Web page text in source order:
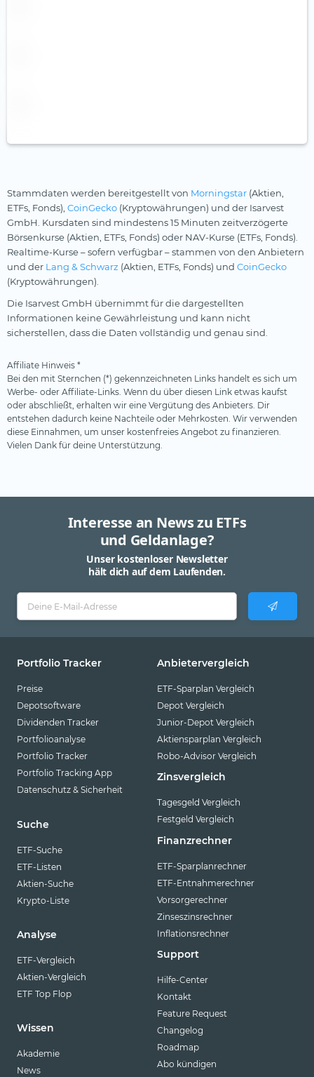
Robeco
Schroders
SEBA Bank
SocGen
State Street SPDR
Steelcoin
Tabula
Tobam
UBS
Valour
WisdomTree
YourIndex
Stammdaten werden bereitgestellt von Morningstar (Aktien,
ETFs, Fonds), CoinGecko (Kryptowährungen) und der Isarvest
GmbH. Kursdaten sind mindestens 15 Minuten zeitverzögerte
Börsenkurse (Aktien, ETFs, Fonds) oder NAV-Kurse (ETFs, Fonds).
Realtime-Kurse – sofern verfügbar – stammen von den Anbietern
und der Lang & Schwarz (Aktien, ETFs, Fonds) und CoinGecko
(Kryptowährungen).
Die Isarvest GmbH übernimmt für die dargestellten
Informationen keine Gewährleistung und kann nicht
sicherstellen, dass die Daten vollständig und genau sind.
Affiliate Hinweis *
Bei den mit Sternchen (*) gekennzeichneten Links handelt es sich um
Werbe- oder Affiliate-Links. Wenn du über diesen Link etwas kaufst
oder abschließt, erhalten wir eine Vergütung des Anbieters. Dir
entstehen dadurch keine Nachteile oder Mehrkosten. Wir verwenden
diese Einnahmen, um unser kostenfreies Angebot zu finanzieren.
Vielen Dank für deine Unterstützung.
Interesse an News zu ETFs
und Geldanlage?
Unser kostenloser Newsletter
hält dich auf dem Laufenden.
Portfolio Tracker
Preise
Depotsoftware
Dividenden Tracker
Portfolioanalyse
Portfolio Tracker
Portfolio Tracking App
Datenschutz & Sicherheit
Suche
ETF-Suche
ETF-Listen
Aktien-Suche
Krypto-Liste
Analyse
ETF-Vergleich
Aktien-Vergleich
ETF Top Flop
Wissen
Akademie
News
Anbietervergleich
ETF-Sparplan Vergleich
Depot Vergleich
Junior-Depot Vergleich
Aktiensparplan Vergleich
Robo-Advisor Vergleich
Zinsvergleich
Tagesgeld Vergleich
Festgeld Vergleich
Finanzrechner
ETF-Sparplanrechner
ETF-Entnahmerechner
Vorsorgerechner
Zinseszinsrechner
Inflationsrechner
Support
Hilfe-Center
Kontakt
Feature Request
Changelog
Roadmap
Abo kündigen